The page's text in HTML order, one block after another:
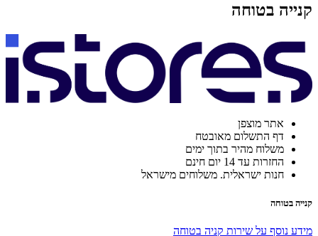
קנייה בטוחה
אתר מוצפן
דף התשלום מאובטח
משלוח מהיר בתוך ימים
החזרות עד 14 יום חינם
חנות ישראלית. משלוחים מישראל
קנייה בטוחה
מידע נוסף על שירות קניה בטוחה